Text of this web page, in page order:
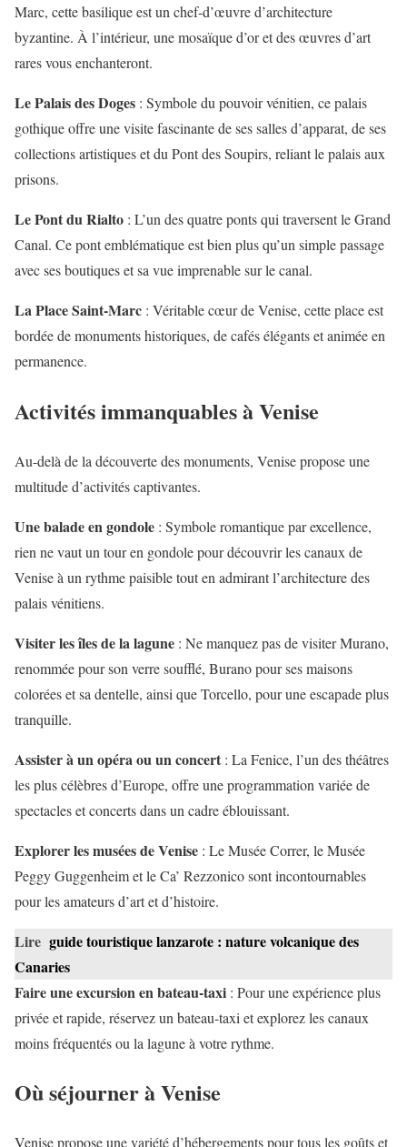
Marc, cette basilique est un chef-d’œuvre d’architecture
byzantine. À l’intérieur, une mosaïque d’or et des œuvres d’art
rares vous enchanteront.
Le Palais des Doges : Symbole du pouvoir vénitien, ce palais
gothique offre une visite fascinante de ses salles d’apparat, de ses
collections artistiques et du Pont des Soupirs, reliant le palais aux
prisons.
Le Pont du Rialto : L’un des quatre ponts qui traversent le Grand
Canal. Ce pont emblématique est bien plus qu’un simple passage
avec ses boutiques et sa vue imprenable sur le canal.
La Place Saint-Marc : Véritable cœur de Venise, cette place est
bordée de monuments historiques, de cafés élégants et animée en
permanence.
Activités immanquables à Venise
Au-delà de la découverte des monuments, Venise propose une
multitude d’activités captivantes.
Une balade en gondole : Symbole romantique par excellence,
rien ne vaut un tour en gondole pour découvrir les canaux de
Venise à un rythme paisible tout en admirant l’architecture des
palais vénitiens.
Visiter les îles de la lagune : Ne manquez pas de visiter Murano,
renommée pour son verre soufflé, Burano pour ses maisons
colorées et sa dentelle, ainsi que Torcello, pour une escapade plus
tranquille.
Assister à un opéra ou un concert : La Fenice, l’un des théâtres
les plus célèbres d’Europe, offre une programmation variée de
spectacles et concerts dans un cadre éblouissant.
Explorer les musées de Venise : Le Musée Correr, le Musée
Peggy Guggenheim et le Ca’ Rezzonico sont incontournables
pour les amateurs d’art et d’histoire.
Lire guide touristique lanzarote : nature volcanique des
Canaries
Faire une excursion en bateau-taxi : Pour une expérience plus
privée et rapide, réservez un bateau-taxi et explorez les canaux
moins fréquentés ou la lagune à votre rythme.
Où séjourner à Venise
Venise propose une variété d’hébergements pour tous les goûts et